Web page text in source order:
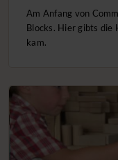
Am Anfang von
Blocks. Hier gibts die
kam.